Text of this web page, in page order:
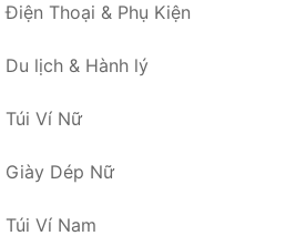
Điện Thoại & Phụ Kiện
Du lịch & Hành lý
Túi Ví Nữ
Giày Dép Nữ
Túi Ví Nam